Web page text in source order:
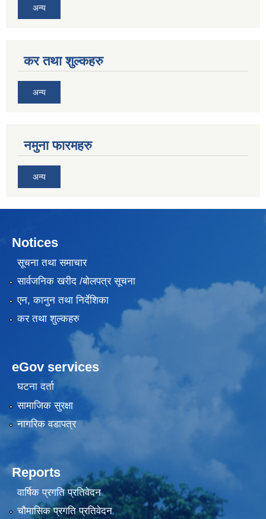
अन्य
कर तथा शुल्कहरु
अन्य
नमुना फारमहरु
अन्य
Notices
सूचना तथा समाचार
सार्वजनिक खरीद /बोलपत्र सूचना
एन, कानुन तथा निर्देशिका
कर तथा शुल्कहरु
eGov services
घटना दर्ता
सामाजिक सुरक्षा
नागरिक वडापत्र
Reports
वार्षिक प्रगति प्रतिवेदन
चौमासिक प्रगति प्रतिवेदन